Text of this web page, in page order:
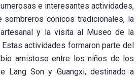
e interesantes actividades,
sombreros cónicos tradicionales, la
y la visita al Museo de la
actividades formaron parte del
amistoso entre los niños de los
Lang Son y Guangxi, destinado a